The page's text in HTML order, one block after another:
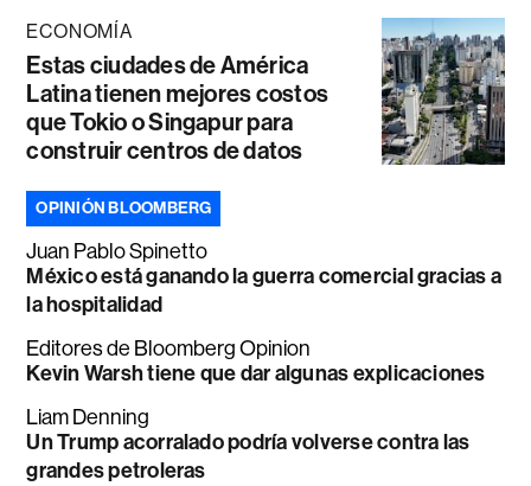
ECONOMÍA
Estas ciudades de América
Latina tienen mejores costos
que Tokio o Singapur para
construir centros de datos
OPINIÓN BLOOMBERG
Juan Pablo Spinetto
México está ganando la guerra comercial gracias a
la hospitalidad
Editores de Bloomberg Opinion
Kevin Warsh tiene que dar algunas explicaciones
Liam Denning
Un Trump acorralado podría volverse contra las
grandes petroleras